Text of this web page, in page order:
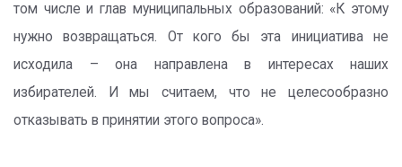
том числе и глав муниципальных образований: «К этому
нужно возвращаться. От кого бы эта инициатива не
исходила – она направлена в интересах наших
избирателей. И мы считаем, что не целесообразно
отказывать в принятии этого вопроса».